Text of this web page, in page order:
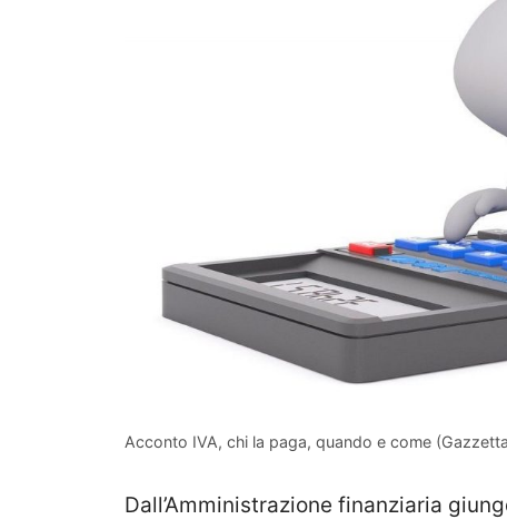
Acconto IVA, chi la paga, quando e come
Dall’Amministrazione finanziaria